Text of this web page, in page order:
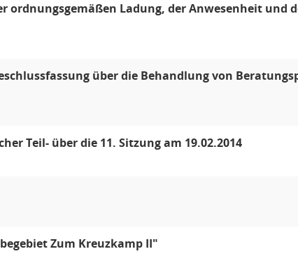
ordnungsgemäßen Ladung, der Anwesenheit und
über die Behandlung von
Teil- über die 11. Sitzung am 19.02.2014
Zum Kreuzkamp II"